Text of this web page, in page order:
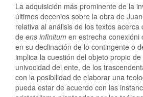
La adquisición más prominente de la
últimos decenios sobre la obra de
relativa al análisis de los textos acerca
de ens infinitum en estrecha conexióni
en su declinación de lo contingente o
implica la cuestión del objeto propio
univocidad del ente, de los
con la posibilidad de elaborar una
pueda estar de acuerdo con las